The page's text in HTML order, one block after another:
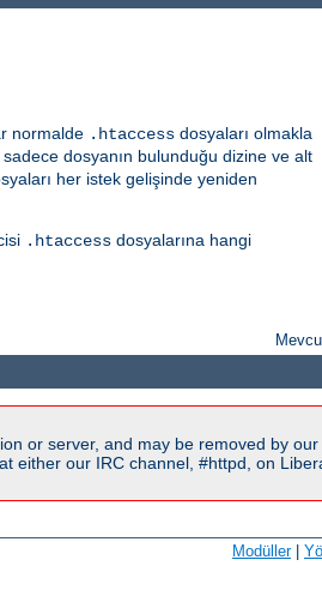
normalde .htaccess dosyaları olmakla
dosyanın bulunduğu dizine ve alt
her istek gelişinde yeniden
.htaccess dosyalarına hangi
or server, and may be removed by
either our IRC channel, #httpd, on
Modüller|